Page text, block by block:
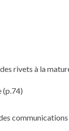
rivets à la
(p.74)
communications